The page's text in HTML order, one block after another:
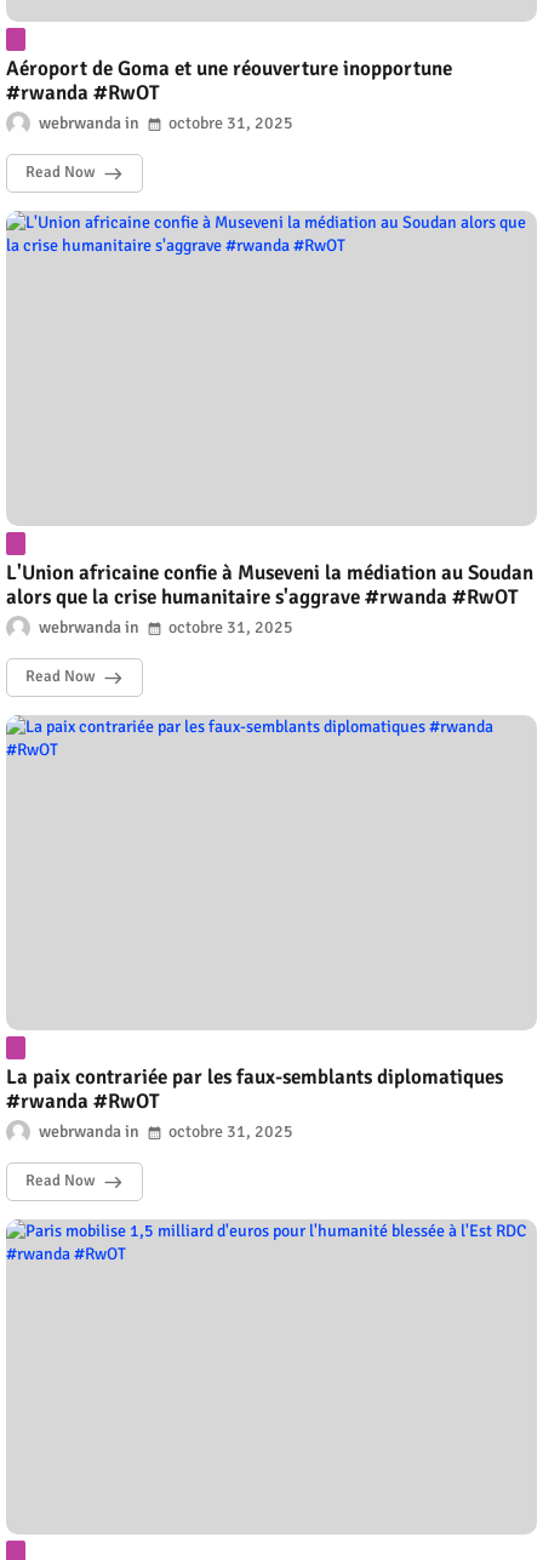
Aéroport de Goma et une réouverture inopportune
#rwanda #RwOT
webrwanda octobre 31, 2025
Read Now
L'Union africaine confie à Museveni la médiation au Soudan
alors que la crise humanitaire s'aggrave #rwanda #RwOT
webrwanda octobre 31, 2025
Read Now
La paix contrariée par les faux-semblants diplomatiques
#rwanda #RwOT
webrwanda octobre 31, 2025
Read Now